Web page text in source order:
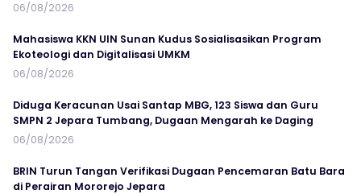
06/08/2026
Mahasiswa KKN UIN Sunan Kudus Sosialisasikan Program
Ekoteologi dan Digitalisasi UMKM
06/08/2026
Diduga Keracunan Usai Santap MBG, 123 Siswa dan Guru
SMPN 2 Jepara Tumbang, Dugaan Mengarah ke Daging
06/08/2026
BRIN Turun Tangan Verifikasi Dugaan Pencemaran Batu Bara
di Perairan Mororejo Jepara